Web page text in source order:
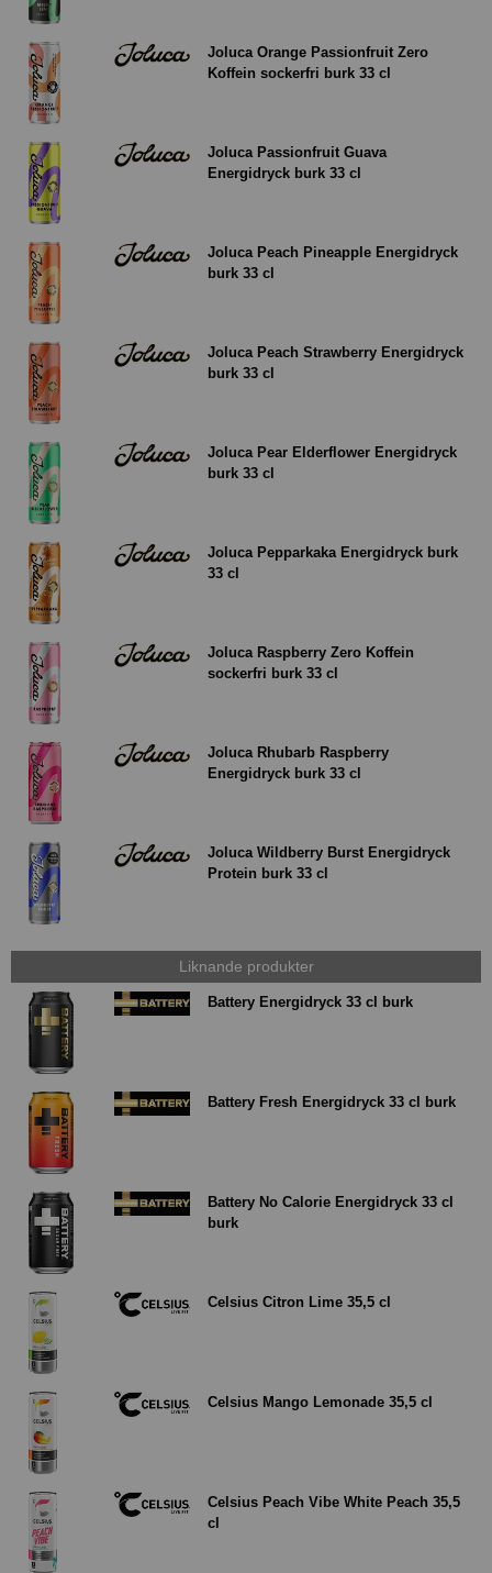
Joluca Orange Passionfruit Zero
Koffein sockerfri burk 33 cl
Joluca Passionfruit Guava
Energidryck burk 33 cl
Joluca Peach Pineapple Energidryck
burk 33 cl
Joluca Peach Strawberry Energidryck
burk 33 cl
Joluca Pear Elderflower Energidryck
burk 33 cl
Joluca Pepparkaka Energidryck burk
33 cl
Joluca Raspberry Zero Koffein
sockerfri burk 33 cl
Joluca Rhubarb Raspberry
Energidryck burk 33 cl
Joluca Wildberry Burst Energidryck
Protein burk 33 cl
Liknande produkter
Battery Energidryck 33 cl burk
Battery Fresh Energidryck 33 cl burk
Battery No Calorie Energidryck 33 cl
burk
Celsius Citron Lime 35,5 cl
Celsius Mango Lemonade 35,5 cl
Celsius Peach Vibe White Peach 35,5
cl